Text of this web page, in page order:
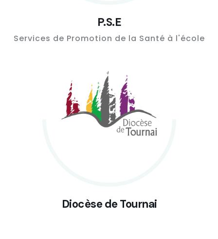
P.S.E
Services de Promotion de la Santé à l'école
Diocèse de Tournai